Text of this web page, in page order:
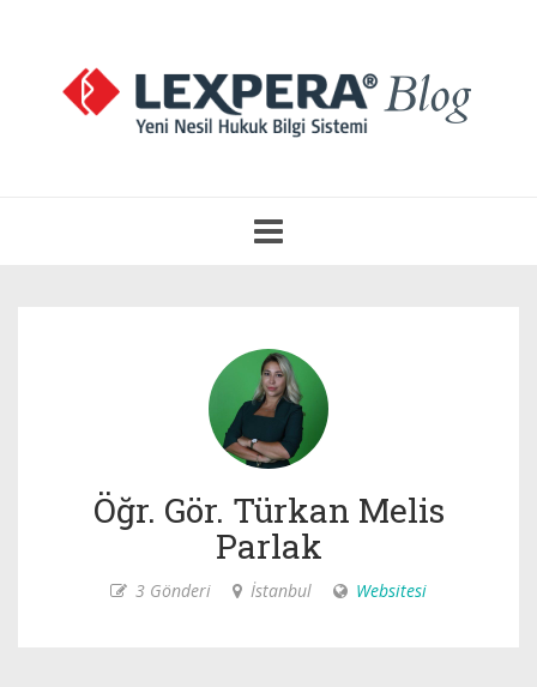
Aç
Öğr. Gör. Türkan Melis
Parlak
3 Gönderi İstanbul Websitesi